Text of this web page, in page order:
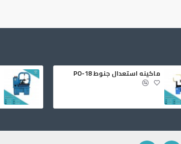
ماكينه استعدال جنوط PO-18